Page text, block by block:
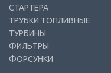
СТАРТЕРА
ТРУБКИ ТОПЛИВНЫЕ
ТУРБИНЫ
ФИЛЬТРЫ
ФОРСУНКИ